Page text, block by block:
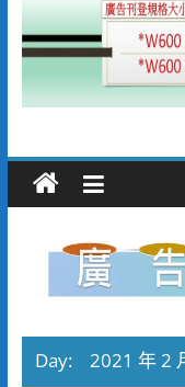
Day: 2021 年 2